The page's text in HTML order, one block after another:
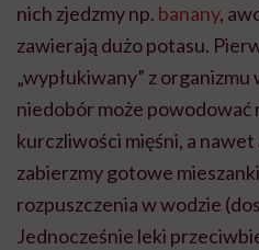
nich zjedzmy np. banany,
zawierają dużo potasu.
„wypłukiwany” z
niedobór może powodować
kurczliwości mięśni, a
zabierzmy gotowe
rozpuszczenia w wodzie
Jednocześnie leki